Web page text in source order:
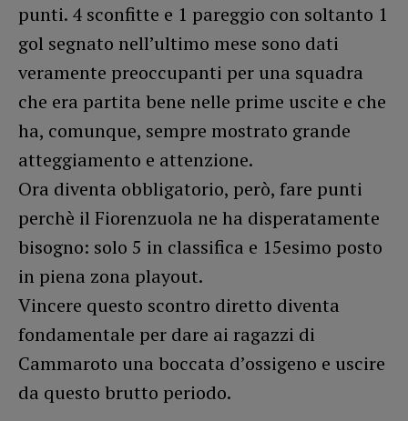
punti. 4 sconfitte e 1 pareggio con soltanto 1
gol segnato nell’ultimo mese sono dati
veramente preoccupanti per una squadra
che era partita bene nelle prime uscite e che
ha, comunque, sempre mostrato grande
atteggiamento e attenzione.
Ora diventa obbligatorio, però, fare punti
perchè il Fiorenzuola ne ha disperatamente
bisogno: solo 5 in classifica e 15esimo posto
in piena zona playout.
Vincere questo scontro diretto diventa
fondamentale per dare ai ragazzi di
Cammaroto una boccata d’ossigeno e uscire
da questo brutto periodo.